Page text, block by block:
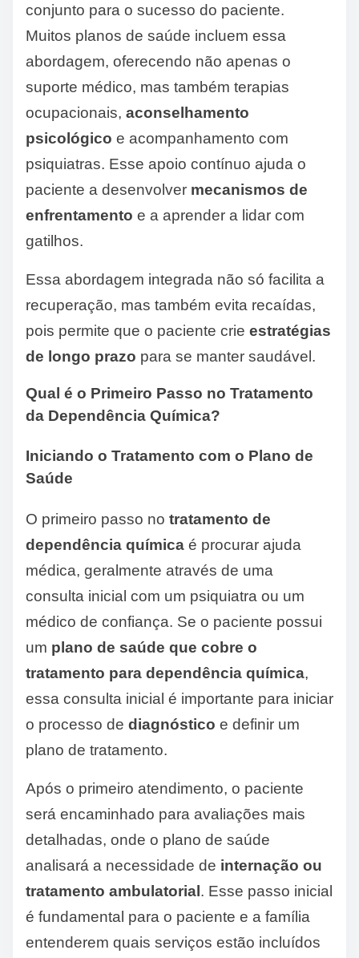
conjunto para o sucesso do paciente.
Muitos planos de saúde incluem essa
abordagem, oferecendo não apenas o
suporte médico, mas também terapias
ocupacionais, aconselhamento
psicológico e acompanhamento com
psiquiatras. Esse apoio contínuo ajuda o
paciente a desenvolver mecanismos de
enfrentamento e a aprender a lidar com
gatilhos.
Essa abordagem integrada não só facilita a
recuperação, mas também evita recaídas,
pois permite que o paciente crie estratégias
de longo prazo para se manter saudável.
Qual é o Primeiro Passo no Tratamento
da Dependência Química?
Iniciando o Tratamento com o Plano de
Saúde
O primeiro passo no tratamento de
dependência química é procurar ajuda
médica, geralmente através de uma
consulta inicial com um psiquiatra ou um
médico de confiança. Se o paciente possui
um plano de saúde que cobre o
tratamento para dependência química,
essa consulta inicial é importante para iniciar
o processo de diagnóstico e definir um
plano de tratamento.
Após o primeiro atendimento, o paciente
será encaminhado para avaliações mais
detalhadas, onde o plano de saúde
analisará a necessidade de internação ou
tratamento ambulatorial. Esse passo inicial
é fundamental para o paciente e a família
entenderem quais serviços estão incluídos